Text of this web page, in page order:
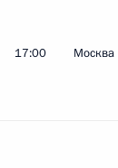
с главами
17:00 Москва